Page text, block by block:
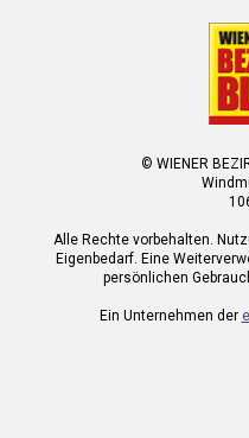
© WIENER
Alle Rechte vorbehalten.
Eigenbedarf. Eine
persönlichen
Ein Unternehmen der